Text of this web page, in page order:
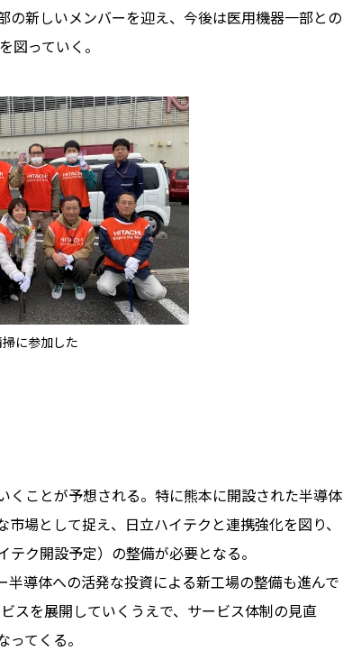
新しいメンバーを迎え、今後は医用機器一部との
図っていく。
に参加した
ことが予想される。特に熊本に開設された半導体
場として捉え、日立ハイテクと連携強化を図り、
ク開設予定）の整備が必要となる。
導体への活発な投資による新工場の整備も進んで
スを展開していくうえで、サービス体制の見直
てくる。